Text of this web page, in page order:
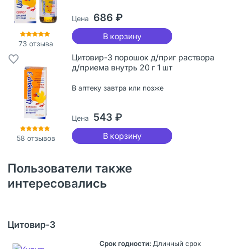
73 отзыва
Цена 686 ₽
В корзину
58 отзывов
Цитовир-3 порошок д/приг раствора
д/приема внутрь 20 г 1 шт
В аптеку завтра или позже
Цена 543 ₽
В корзину
Пользователи также
интересовались
Цитовир-3
Длинный срок